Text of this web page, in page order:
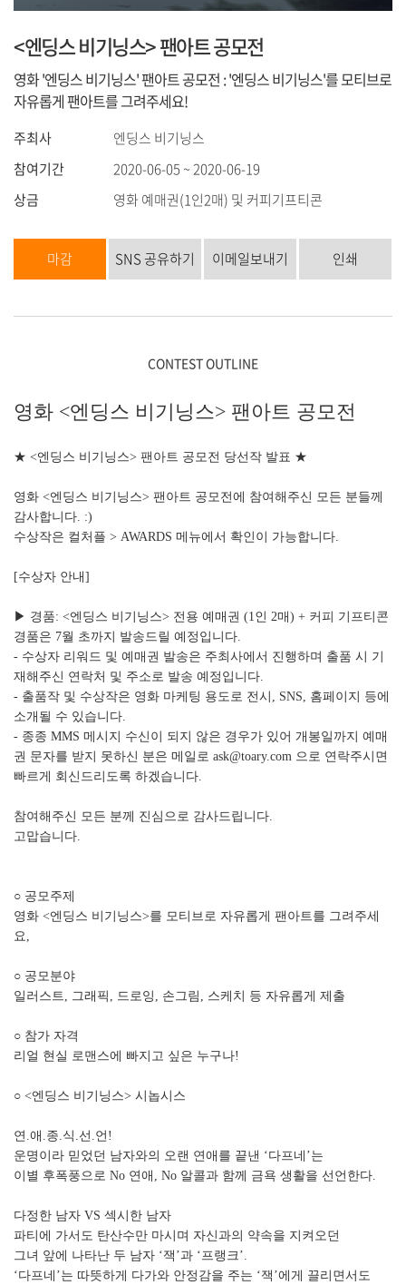
<엔딩스 비기닝스> 팬아트 공모전
영화 '엔딩스 비기닝스' 팬아트 공모전 : '엔딩스 비기닝스'를 모티브로
자유롭게 팬아트를 그려주세요!
주최사
엔딩스 비기닝스
참여기간
2020-06-05 ~ 2020-06-19
상금
영화 예매권(1인2매) 및 커피기프티콘
마감 SNS 공유하기 이메일보내기 인쇄
CONTEST OUTLINE
영화 <엔딩스 비기닝스> 팬아트 공모전
★ <엔딩스 비기닝스> 팬아트 공모전 당선작 발표 ★
영화 <엔딩스 비기닝스> 팬아트 공모전에 참여해주신 모든 분들께
감사합니다. :)
수상작은 컬처플 > AWARDS 메뉴에서 확인이 가능합니다.
[수상자 안내]
▶ 경품: <엔딩스 비기닝스> 전용 예매권 (1인 2매) + 커피 기프티콘
경품은 7월 초까지 발송드릴 예정입니다.
- 수상자 리워드 및 예매권 발송은 주최사에서 진행하며 출품 시 기
재해주신 연락처 및 주소로 발송 예정입니다.
- 출품작 및 수상작은 영화 마케팅 용도로 전시, SNS, 홈페이지 등에
소개될 수 있습니다.
- 종종 MMS 메시지 수신이 되지 않은 경우가 있어 개봉일까지 예매
권 문자를 받지 못하신 분은 메일로 ask@toary.com 으로 연락주시면
빠르게 회신드리도록 하겠습니다.
참여해주신 모든 분께 진심으로 감사드립니다.
고맙습니다.
○ 공모주제
영화 <엔딩스 비기닝스>를 모티브로 자유롭게 팬아트를 그려주세
요,
○ 공모분야
일러스트, 그래픽, 드로잉, 손그림, 스케치 등 자유롭게 제출
○ 참가 자격
리얼 현실 로맨스에 빠지고 싶은 누구나!
○ <엔딩스 비기닝스> 시놉시스
연.애.종.식.선.언!
운명이라 믿었던 남자와의 오랜 연애를 끝낸 ‘다프네’는
이별 후폭풍으로 No 연애, No 알콜과 함께 금욕 생활을 선언한다.
다정한 남자 VS 섹시한 남자
파티에 가서도 탄산수만 마시며 자신과의 약속을 지켜오던
그녀 앞에 나타난 두 남자 ‘잭’과 ‘프랭크’.
‘다프네’는 따뜻하게 다가와 안정감을 주는 ‘잭’에게 끌리면서도